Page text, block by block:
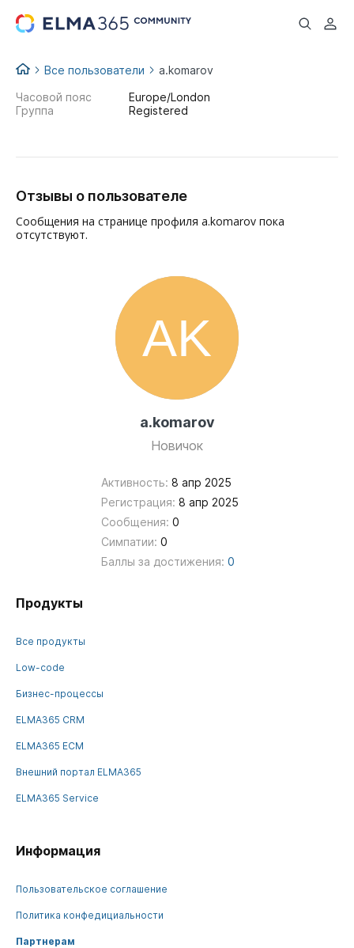
...
Все пользователи a.komarov
a.komarov
Новичок
Активность: 8 апр 2025
Регистрация: 8 апр 2025
Сообщения: 0
Симпатии: 0
Баллы за достижения: 0
Часовой пояс
Europe/London
Группа
Registered
Отзывы о пользователе
Сообщения на странице профиля a.komarov пока
отсутствуют.
Продукты
Все продукты
Low-code
Бизнес-процессы
ELMA365 CRM
ELMA365 ECM
Внешний портал ELMA365
ELMA365 Service
Информация
Пользовательское соглашение
Политика конфедициальности
Партнерам